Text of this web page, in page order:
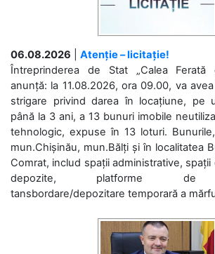
06.08.2026
Atenție – licitație!
Întreprinderea de Stat „Calea Ferată
anunță: la 11.08.2026, ora 09.00, va
strigare privind darea în locațiune, pe
până la 3 ani, a 13 bunuri imobile
tehnologic, expuse în 13 loturi.
mun.Chișinău, mun.Bălți și în localitatea
Comrat, includ spații administrative,
depozite, platforme de
tansbordare/depozitare temporară a